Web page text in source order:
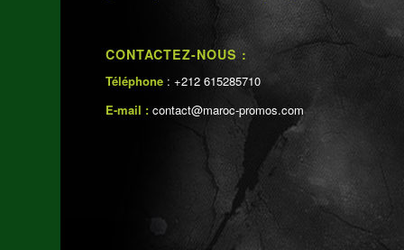
CONTACTEZ-NOUS :
Téléphone : +212 615285710
E-mail : contact@maroc-promos.com